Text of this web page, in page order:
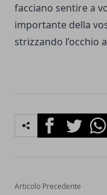
facciano sentire a
importante della
strizzando l’occhio
FacebookTwitter
Articolo Precedente